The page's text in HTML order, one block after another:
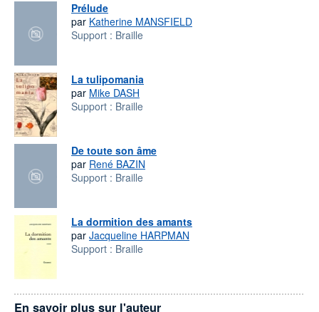
Prélude
par Katherine MANSFIELD
Support : Braille
La tulipomania
par Mike DASH
Support : Braille
De toute son âme
par René BAZIN
Support : Braille
La dormition des amants
par Jacqueline HARPMAN
Support : Braille
En savoir plus sur l'auteur